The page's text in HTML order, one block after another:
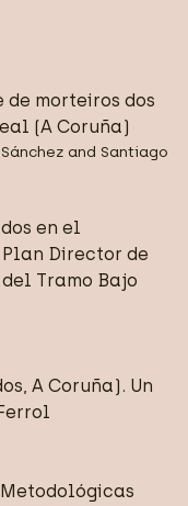
morteiros dos
(A Coruña)
and Santiago
en el
Director de
Tramo Bajo
A Coruña). Un